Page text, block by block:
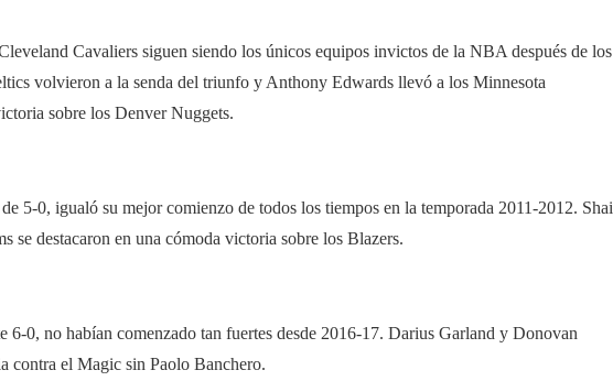
Cavaliers siguen siendo los únicos equipos invictos de la NBA después de los
volvieron a la senda del triunfo y Anthony Edwards llevó a los Minnesota
sobre los Denver Nuggets.
5-0, igualó su mejor comienzo de todos los tiempos en la temporada 2011-2012. Shai
se destacaron en una cómoda victoria sobre los Blazers.
6-0, no habían comenzado tan fuertes desde 2016-17. Darius Garland y Donovan
contra el Magic sin Paolo Banchero.